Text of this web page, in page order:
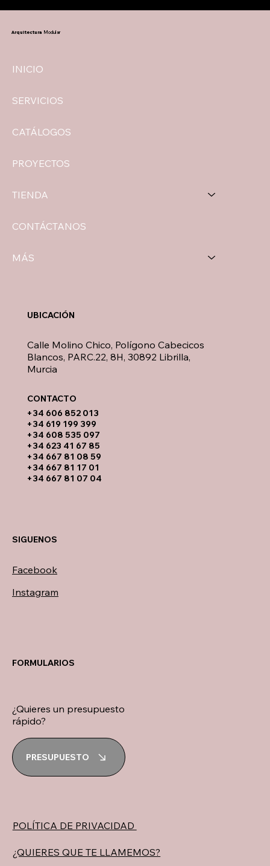
INICIO
SERVICIOS
CATÁLOGOS
PROYECTOS
TIENDA
CONTÁCTANOS
MÁS
Arquitectura Modular
​+34 606 852 013
+34 619 199 399
​+34 608 535 097
+34 623 41 67 85
+34 667 81 08 59
+34 667 81 17 01
+34 667 81 07 04
Calle Molino Chico, Polígono Cabecicos
Blancos, PARC.22, 8H, 30892 Librilla,
Murcia
UBICACIÓN
CONTACTO​
SIGUENOS
Facebook
Instagram
FORMULARIOS
¿Quieres un presupuesto
rápido?
PRESUPUESTO
POLÍTICA DE PRIVACIDAD
¿QUIERES QUE TE LLAMEMOS?